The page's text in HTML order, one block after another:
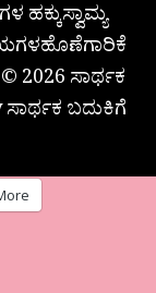
ಹಕ್ಕುಸ್ವಾಮ್ಯ
2026 ಸಾರ್ಥಕ
ಬದುಕಿಗೆ